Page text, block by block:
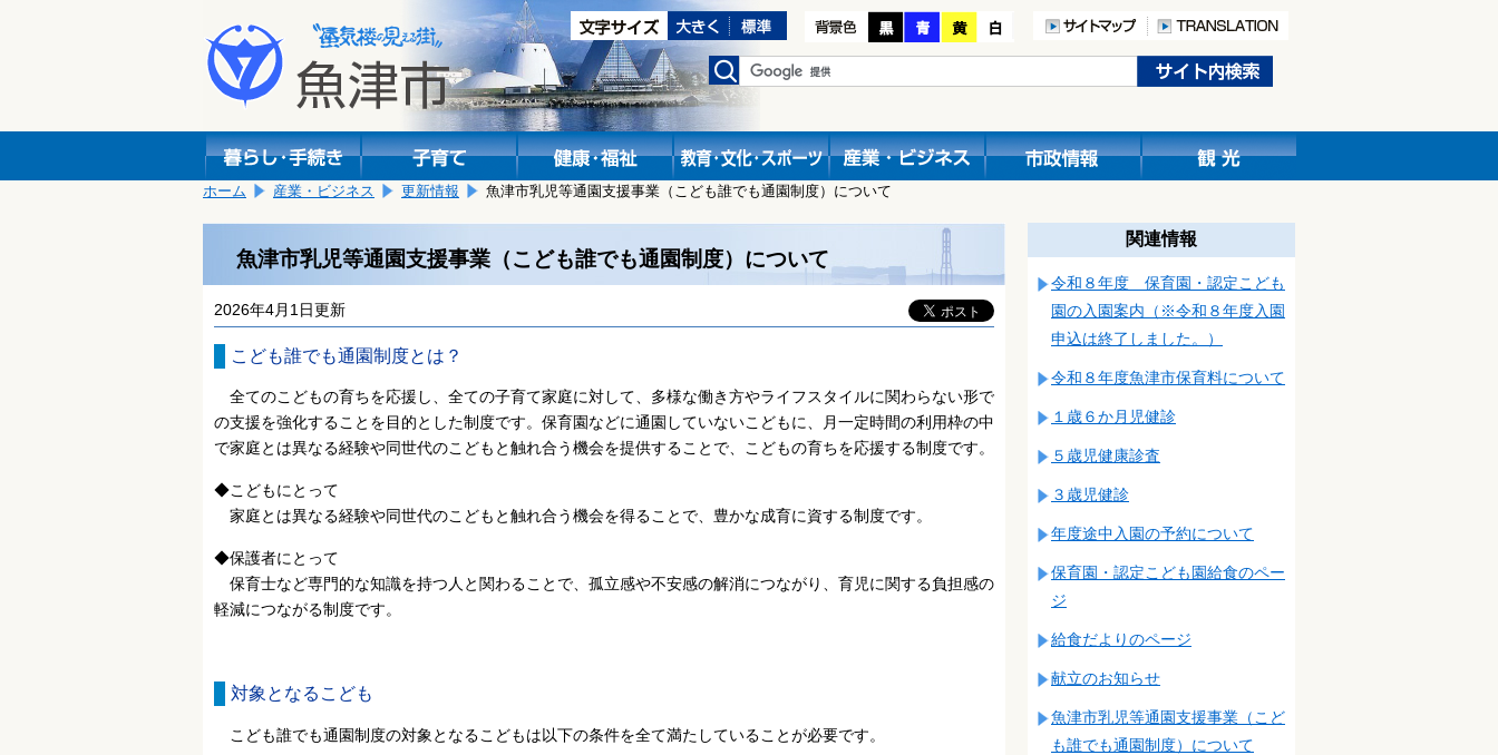
し
ホーム 産業・ビジネス 更新情報 魚津市乳児等通園支援事業（こども誰でも通園制度）について
魚津市乳児等通園支援事業（こども誰でも通園制度）について
2026年4月1日更新
こども誰でも通園制度とは？
全てのこどもの育ちを応援し、全ての子育て家庭に対して、多様な働き方やライフスタイルに関わらない形で
の支援を強化することを目的とした制度です。保育園などに通園していないこどもに、月一定時間の利用枠の中
で家庭とは異なる経験や同世代のこどもと触れ合う機会を提供することで、こどもの育ちを応援する制度です。
◆こどもにとって
家庭とは異なる経験や同世代のこどもと触れ合う機会を得ることで、豊かな成育に資する制度です。
◆保護者にとって
保育士など専門的な知識を持つ人と関わることで、孤立感や不安感の解消につながり、育児に関する負担感の
軽減につながる制度です。
対象となるこども
こども誰でも通園制度の対象となるこどもは以下の条件を全て満たしていることが必要です。
関連情報
令和８年度 保育園・認定こども
園の入園案内（※令和８年度入園
申込は終了しました。）
令和８年度魚津市保育料について
１歳６か月児健診
５歳児健康診査
３歳児健診
年度途中入園の予約について
保育園・認定こども園給食のペー
ジ
給食だよりのページ
献立のお知らせ
魚津市乳児等通園支援事業（こど
も誰でも通園制度）について